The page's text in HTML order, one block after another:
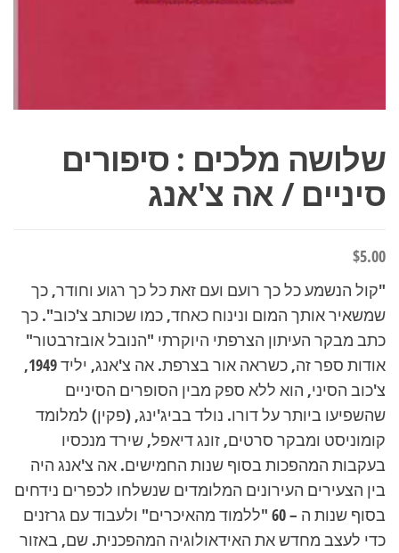
שלושה מלכים : סיפורים
סיניים / אה צ'אנג
$5.00
"קול הנשמע כל כך רועם ועם זאת כל כך רגוע וחודר, כך
שמשאיר אותך המום ונינוח כאחד, כמו שכותב צ'כוב". כך
כתב מבקר העיתון הצרפתי היוקרתי "הנובל אובזרבטור"
אודות ספר זה, כשראה אור בצרפת. אה צ'אנג, יליד 1949,
צ'כוב הסיני, הוא ללא ספק מבין הסופרים הסיניים
שהשפיעו ביותר על דורו. נולד בביג'ינג, (פקין) למלומד
קומוניסט ומבקר סרטים, זונג דיאפל, שירד מנכסיו
בעקבות המהפכות בסוף שנות החמישים. אה צ'אנג היה
בין הצעירים העירונים המלומדים שנשלחו לכפרים נידחים
בסוף שנות ה – 60 "ללמוד מהאיכרים" ולעבוד עם גרזנים
כדי לעצב מחדש את האידאולוגיה המהפכנית. שם, באזור